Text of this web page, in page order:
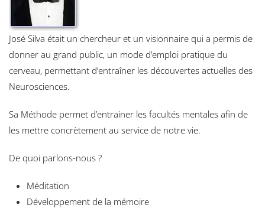
José Silva était un chercheur et un visionnaire qui a permis de
donner au grand public, un mode d’emploi pratique du
cerveau, permettant d’entraîner les découvertes actuelles des
Neurosciences.
Sa Méthode permet d’entrainer les facultés mentales afin de
les mettre concrètement au service de notre vie.
De quoi parlons-nous ?
Méditation
Développement de la mémoire